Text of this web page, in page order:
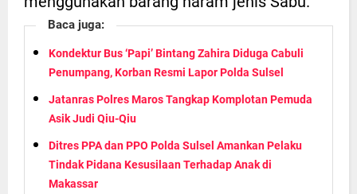
Baca juga:
Kondektur Bus ‘Papi’ Bintang Zahira Diduga Cabuli
Penumpang, Korban Resmi Lapor Polda Sulsel
Jatanras Polres Maros Tangkap Komplotan Pemuda
Asik Judi Qiu-Qiu
Ditres PPA dan PPO Polda Sulsel Amankan Pelaku
Tindak Pidana Kesusilaan Terhadap Anak di
Makassar